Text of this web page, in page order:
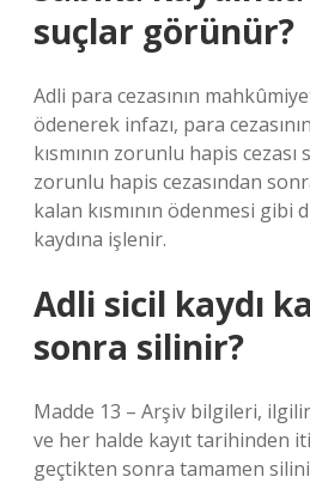
suçlar görünür?
Adli para cezasının
ödenerek infazı, para
kısmının zorunlu hapis cezası
zorunlu hapis cezasından
kalan kısmının ödenmesi gibi
kaydına işlenir.
Adli sicil kaydı
sonra silinir?
Madde 13 – Arşiv bilgileri,
ve her halde kayıt tarihinden
geçtikten sonra tamamen